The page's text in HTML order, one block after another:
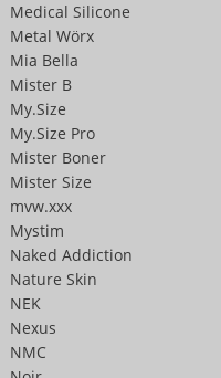
Medical Silicone
Metal Wörx
Mia Bella
Mister B
My.Size
My.Size Pro
Mister Boner
Mister Size
mvw.xxx
Mystim
Naked Addiction
Nature Skin
NEK
Nexus
NMC